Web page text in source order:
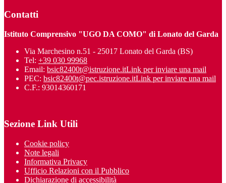
Contatti
Istituto Comprensivo "UGO DA COMO" di Lonato del Garda
Via Marchesino n.51 - 25017 Lonato del Garda (BS)
Tel: +39 030 99968
Email: bsic82400t@istruzione.itLink per inviare una mail
PEC: bsic82400t@pec.istruzione.itLink per inviare una mail
C.F.: 93014360171
Sezione Link Utili
Cookie policy
Note legali
Informativa Privacy
Ufficio Relazioni con il Pubblico
Dichiarazione di accessibilità